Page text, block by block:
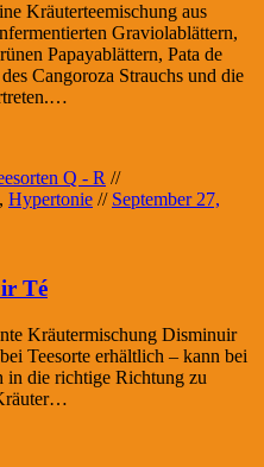
Kräuterteemischung aus
Graviolablättern,
Papayablättern, Pata de
Cangoroza Strauchs und die
Q - R //
, Hypertonie // September 27,
Té
Kräutermischung Disminuir
Teesorte erhältlich – kann bei
die richtige Richtung zu